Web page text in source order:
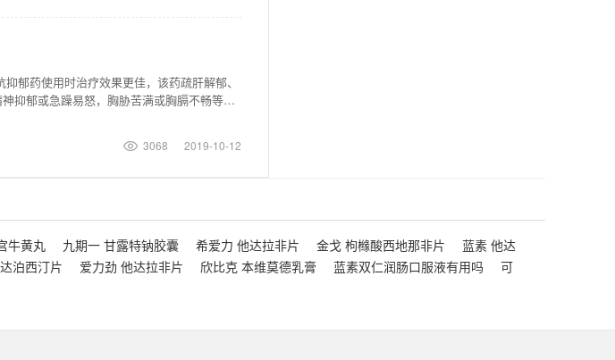
郁药使用时治疗效果更佳，该药疏肝解郁、
抑郁或急躁易怒，胸胁苦满或胸膈不畅等在
3068 2019-10-12
牛黄丸 九期一 甘露特钠胶囊 希爱力 他达拉非片 金戈 枸橼酸西地那非片
蓝素 他达
泊西汀片 爱力劲 他达拉非片 欣比克 本维莫德乳膏 蓝素双仁润肠口服液有用吗
可